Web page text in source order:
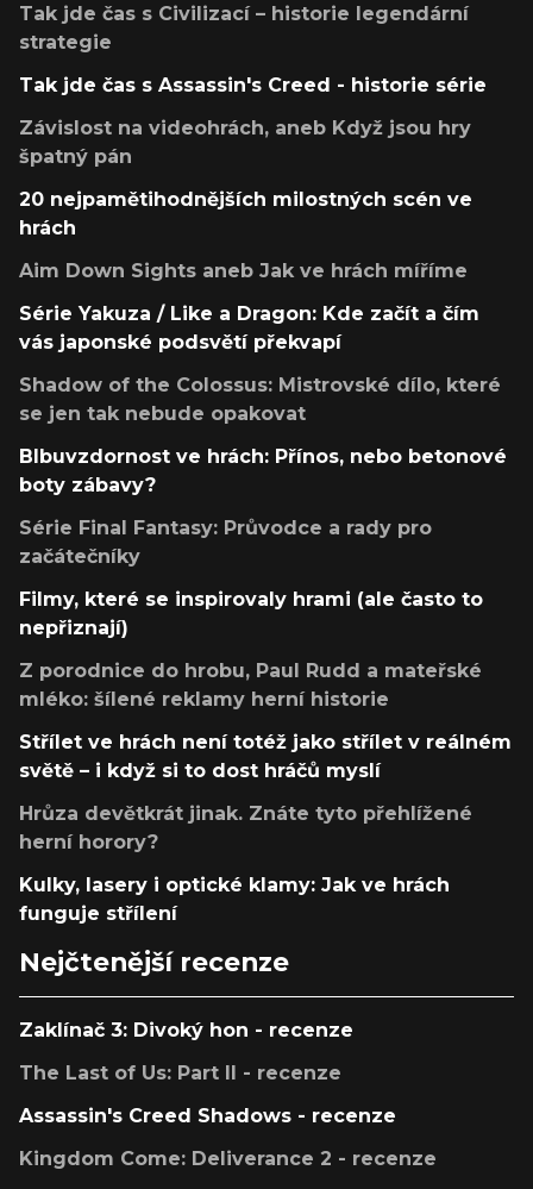
Tak jde čas s Civilizací – historie legendární
strategie
Tak jde čas s Assassin's Creed - historie série
Závislost na videohrách, aneb Když jsou hry
špatný pán
20 nejpamětihodnějších milostných scén ve
hrách
Aim Down Sights aneb Jak ve hrách míříme
Série Yakuza / Like a Dragon: Kde začít a čím
vás japonské podsvětí překvapí
Shadow of the Colossus: Mistrovské dílo, které
se jen tak nebude opakovat
Blbuvzdornost ve hrách: Přínos, nebo betonové
boty zábavy?
Série Final Fantasy: Průvodce a rady pro
začátečníky
Filmy, které se inspirovaly hrami (ale často to
nepřiznají)
Z porodnice do hrobu, Paul Rudd a mateřské
mléko: šílené reklamy herní historie
Střílet ve hrách není totéž jako střílet v reálném
světě – i když si to dost hráčů myslí
Hrůza devětkrát jinak. Znáte tyto přehlížené
herní horory?
Kulky, lasery i optické klamy: Jak ve hrách
funguje střílení
Nejčtenější recenze
Zaklínač 3: Divoký hon - recenze
The Last of Us: Part II - recenze
Assassin's Creed Shadows - recenze
Kingdom Come: Deliverance 2 - recenze